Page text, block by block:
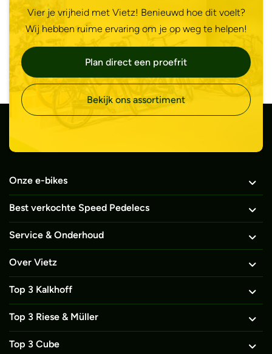
Vier je vrijheid met Vietz! Benieuwd hoe dit voelt?
Wij hebben ruime ervaring om je op weg te helpen!
Plan direct een proefrit
Bekijk ons assortiment
Onze e-bikes
Best verkochte Speed Pedelecs
Service & Onderhoud
Over Vietz
Top 3 Kalkhoff
Top 3 Riese & Müller
Top 3 Cube